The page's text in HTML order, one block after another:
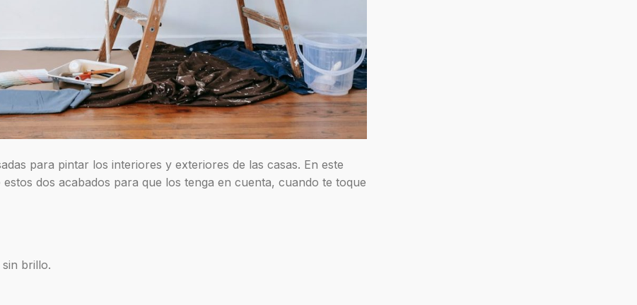
para pintar los interiores y exteriores de las casas. En este
dos acabados para que los tenga en cuenta, cuando te toque
brillo.